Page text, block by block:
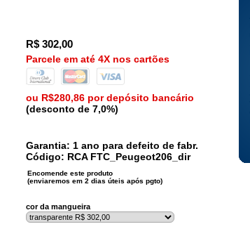
R$302,00
Parcele em até 4X nos cartões
ou R$280,86 por depósito bancário
(desconto de 7,0%)
Garantia: 1 ano para defeito de fabr.
Código: RCAFTC_Peugeot206_dir
cor da mangueira